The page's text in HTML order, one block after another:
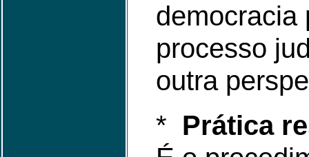
democracia
processo
outra
* Prática